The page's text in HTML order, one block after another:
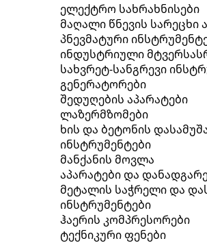
ელექტრო სახრახნისები
მაღალი წნევის სარეცხი
პნევმატური
ინდუსტრიული
სახვრეტ-სანგრევი
გენერატორები
შედუღების აპარატები
ლაზერმზომები
ხის და ბეტონის
ინსტრუმენტები
მანქანის მოვლა
აპარატები და
მეტალის საჭრელი და
ინსტრუმენტები
ჰაერის კომპრესორები
ტექნიკური ფენები